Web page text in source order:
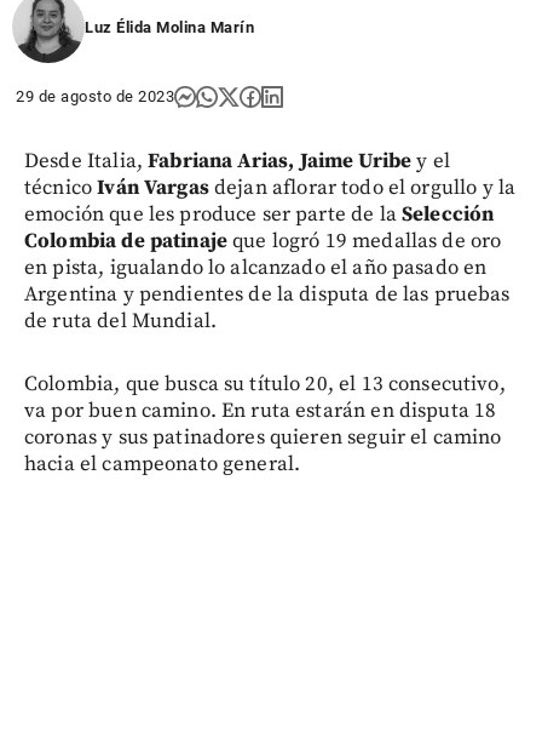
Luz Élida Molina Marín
29 de agosto de 2023
Desde Italia,Fabriana Arias, Jaime Uribey el
técnicoIván Vargasdejan aflorar todo el orgullo y la
emoción que les produce ser parte de laSelección
Colombia de patinajeque logró 19 medallas de oro
en pista, igualando lo alcanzado el año pasado en
Argentina y pendientes de la disputa de las pruebas
de ruta del Mundial.
Colombia, que busca su título 20, el 13 consecutivo,
va por buen camino. En ruta estarán en disputa 18
coronas y sus patinadores quieren seguir el camino
hacia el campeonato general.